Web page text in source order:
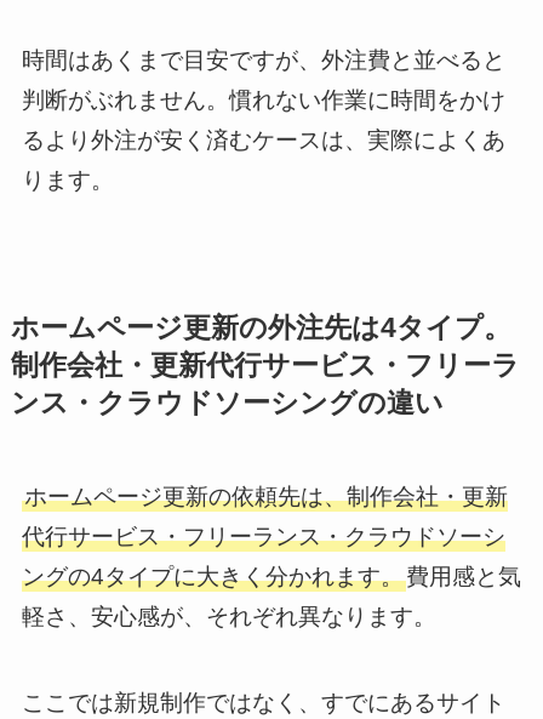
時間はあくまで目安ですが、外注費と並べると
判断がぶれません。慣れない作業に時間をかけ
るより外注が安く済むケースは、実際によくあ
ります。
ホームページ更新の外注先は4タイプ。
制作会社・更新代行サービス・フリーラ
ンス・クラウドソーシングの違い
ホームページ更新の依頼先は、制作会社・更新
代行サービス・フリーランス・クラウドソーシ
ングの4タイプに大きく分かれます。費用感と気
軽さ、安心感が、それぞれ異なります。
ここでは新規制作ではなく、すでにあるサイト